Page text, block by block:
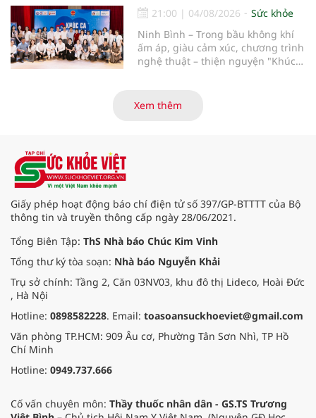
21:00 | 04/08/2026
Sức khỏe
Ninh Bình – Trong bầu không khí
ấm áp, giàu cảm xúc, chương trình
nghệ thuật – thiện nguyện "Khúc
điểm dừng chân đầu tiên tại Bệnh
viện Bạch Mai cơ sở Ninh Bình.
Xem thêm
Giấy phép hoạt động báo chí điện tử số 397/GP-BTTTT của Bộ
thông tin và truyền thông cấp ngày 28/06/2021.
Tổng Biên Tập: ThS Nhà báo Chúc Kim Vinh
Tổng thư ký tòa soạn: Nhà báo Nguyễn Khải
Trụ sở chính: Tầng 2, Căn 03NV03, khu đô thị Lideco, Hoài Đức
, Hà Nội
Hotline: 0898582228. Email: toasoansuckhoeviet@gmail.com
Văn phòng TP.HCM: 909 Âu cơ, Phường Tân Sơn Nhì, TP Hồ
Chí Minh
Hotline: 0949.737.666
Cố vấn chuyên môn: Thầy thuốc nhân dân - GS.TS Trương